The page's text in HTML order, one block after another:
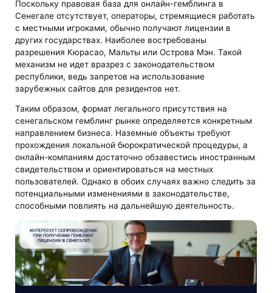
Поскольку правовая база для онлайн-гемблинга в
Сенегале отсутствует, операторы, стремящиеся работать
с местными игроками, обычно получают лицензии в
других государствах. Наиболее востребованы
разрешения Кюрасао, Мальты или Острова Мэн. Такой
механизм не идет вразрез с законодательством
республики, ведь запретов на использование
зарубежных сайтов для резидентов нет.
Таким образом, формат легального присутствия на
сенегальском гемблинг рынке определяется конкретным
направлением бизнеса. Наземные объекты требуют
прохождения локальной бюрократической процедуры, а
онлайн-компаниям достаточно обзавестись иностранным
свидетельством и ориентироваться на местных
пользователей. Однако в обоих случаях важно следить за
потенциальными изменениями в законодательстве,
способными повлиять на дальнейшую деятельность.